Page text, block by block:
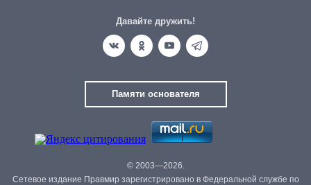
Давайте дружить!
Памяти основателя
© 2003—2026.
Сетевое издание Правмир зарегистрировано в Федеральной службе по